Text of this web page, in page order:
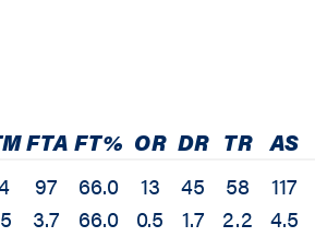
FTA FT% OR DR TR AS
97
3.7
66.0
66.0
13
0.5
45
1.7
58
2.2
117
4.5